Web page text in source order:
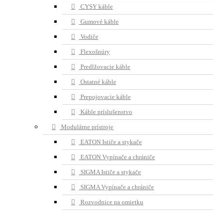
CYSY káble
Gumové káble
Vodiče
Flexošnúry
Predlžovacie káble
Ostatné káble
Prepojovacie káble
Káble príslušenstvo
Modulárne prístroje
EATON Ističe a stykače
EATON Vypínače a chrániče
SIGMA Ističe a stykače
SIGMA Vypínače a chrániče
Rozvodnice na omietku